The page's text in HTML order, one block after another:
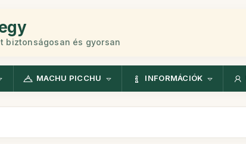
biztonságosan és gyorsan
MACHU PICCHU INFORMÁCIÓK